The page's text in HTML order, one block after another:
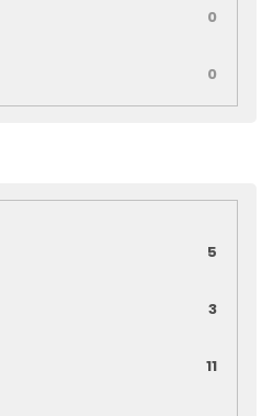
0
0
5
3
11